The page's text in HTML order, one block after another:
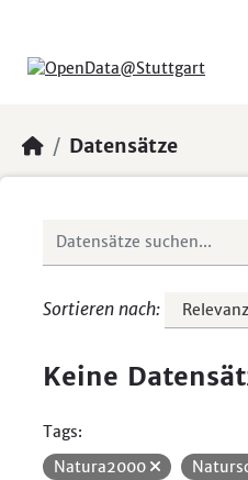
Datensätze
Sortieren nach
Keine
Tags:
Natura2000